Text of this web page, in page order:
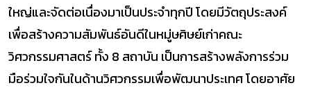
ใหญ่และจัดต่อเนื่องมาเป็นประจำทุกปี โดยมีวัตถุประสงค์
เพื่อสร้างความสัมพันธ์อันดีในหมู่ษศิษย์เก่าคณะ
วิศวกรรมศาสตร์ ทั้ง 8 สถาบัน เป็นการสร้างพลังการร่วม
มือร่วมใจกันในด้านวิศวกรรมเพื่อพัฒนาประเทศ โดยอาศัย